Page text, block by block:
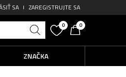
SA ZAREGISTRUJTE SA
0 0
ZNAČKA